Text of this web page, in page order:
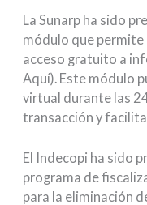
La Sunarp ha sido
módulo que permite
acceso gratuito a
Aquí). Este módulo
virtual durante las
transacción y
El Indecopi ha sido
programa de
para la eliminación